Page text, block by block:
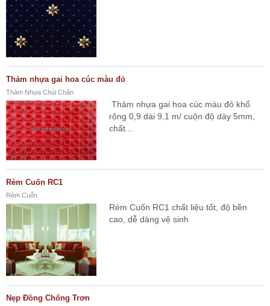
Thảm nhựa gai hoa cúc màu đỏ
Thảm Nhựa Chùi Chân
Thảm nhựa gai hoa cúc màu đỏ khổ
rộng 0,9 dài 9,1 m/ cuộn độ dày 5mm,
chất...
Rèm Cuốn RC1
Rèm Cuốn
Rèm Cuốn RC1 chất liệu tốt, độ bền
cao, dễ dàng vệ sinh
Nẹp Đồng Chống Trơn